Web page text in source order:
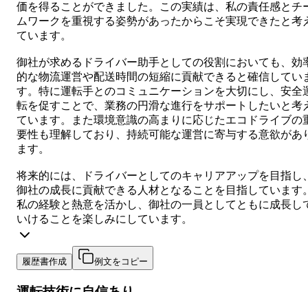
価を得ることができました。この実績は、私の責任感とチ
ムワークを重視する姿勢があったからこそ実現できたと考
ています。
御社が求めるドライバー助手としての役割においても、効
的な物流運営や配送時間の短縮に貢献できると確信してい
す。特に運転手とのコミュニケーションを大切にし、安全
転を促すことで、業務の円滑な進行をサポートしたいと考
ています。また環境意識の高まりに応じたエコドライブの
要性も理解しており、持続可能な運営に寄与する意欲があ
ます。
将来的には、ドライバーとしてのキャリアアップを目指し
御社の成長に貢献できる人材となることを目指しています
私の経験と熱意を活かし、御社の一員としてともに成長し
いけることを楽しみにしています。
履歴書作成 例文をコピー